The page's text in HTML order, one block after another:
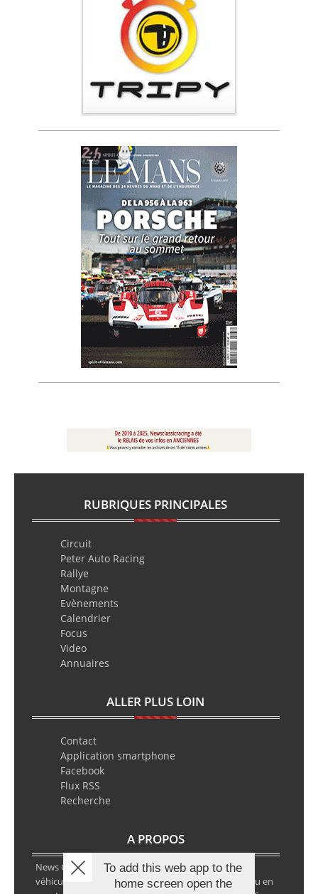
RUBRIQUES PRINCIPALES
Circuit
Peter Auto Racing
Rallye
Montagne
Evènements
Calendrier
Focus
Video
Annuaires
ALLER PLUS LOIN
Contact
Application smartphone
Facebook
Flux RSS
Recherche
A PROPOS
News Classic Racing est le portail de l’actualité du
véhicule historique. Que ce soit en circuit, en rallye ou en
To add this web app to the
home screen open the